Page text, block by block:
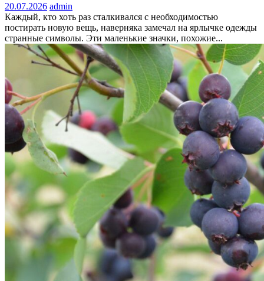
20.07.2026 admin
Каждый, кто хоть раз сталкивался с необходимостью
постирать новую вещь, наверняка замечал на ярлычке одежды
странные символы. Эти маленькие значки, похожие...